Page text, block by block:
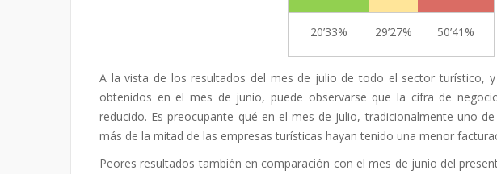
20’33% 29’27% 50’41%
A la vista de los resultados del mes de julio de todo el sector turístico,
obtenidos en el mes de junio, puede observarse que la cifra de
reducido. Es preocupante qué en el mes de julio, tradicionalmente uno
más de la mitad de las empresas turísticas hayan tenido una menor
Peores resultados también en comparación con el mes de junio del